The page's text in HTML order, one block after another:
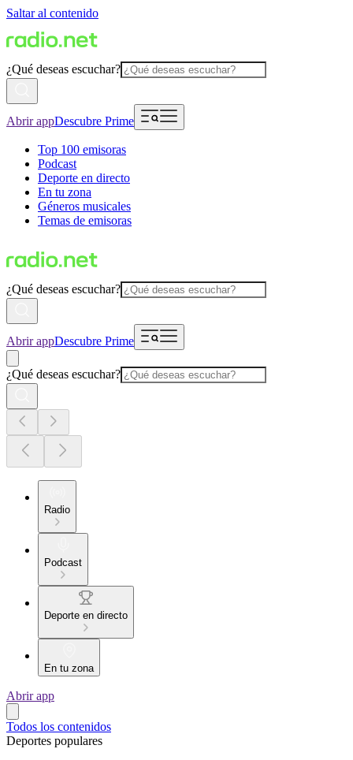
Saltar al contenido
¿Qué deseas escuchar?
Abrir appDescubre Prime
Top 100 emisoras
Podcast
Deporte en directo
En tu zona
Géneros musicales
Temas de emisoras
¿Qué deseas escuchar?
Abrir appDescubre Prime
¿Qué deseas escuchar?
Radio
Podcast
Deporte en directo
En tu zona
Abrir app
Todos los contenidos
Deportes populares